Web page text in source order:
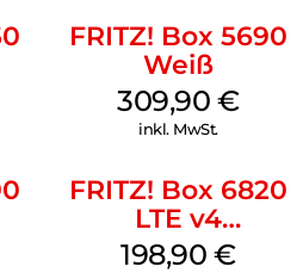
Dabei bleibt die
Eco-Mode-Automatismen
(~ 6 Watt).
FRITZ! Box 5690
Weiß
309,90€
inkl. MwSt.
FRITZ! Box 6820
LTE v4
198,90€